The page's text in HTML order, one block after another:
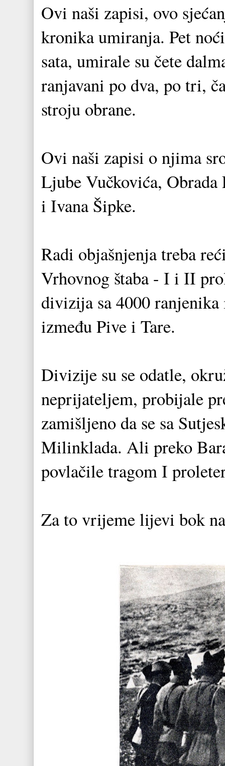
Ovi naši zapisi, ovo
kronika umiranja. Pet
sata, umirale su čete
ranjavani po dva, po tri,
stroju obrane.
Ovi naši zapisi o njima
Ljube Vučkovića,
i Ivana Šipke.
Radi objašnjenja treba
Vrhovnog štaba - I i II
divizija sa 4000
između Pive i Tare.
Divizije su se odatle,
neprijateljem, probijale
zamišljeno da se sa
Milinklada. Ali preko
povlačile tragom I
Za to vrijeme lijevi bok